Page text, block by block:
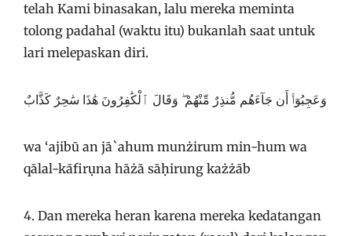
telah Kami binasakan, lalu mereka meminta
tolong padahal (waktu itu) bukanlah saat untuk
lari melepaskan diri.
وَعَجِبُوٓا۟ أَن جَآءَهُم مُّنذِرٌ مِّنْهُمْ ۖ وَقَالَ ٱلْكَٰفِرُونَ هَٰذَا سَٰحِرٌ كَذَّابٌ
wa ‘ajibū an jā`ahum munżirum min-hum wa
qālal-kāfirụna hāżā sāḥirung każżāb
4. Dan mereka heran karena mereka kedatangan